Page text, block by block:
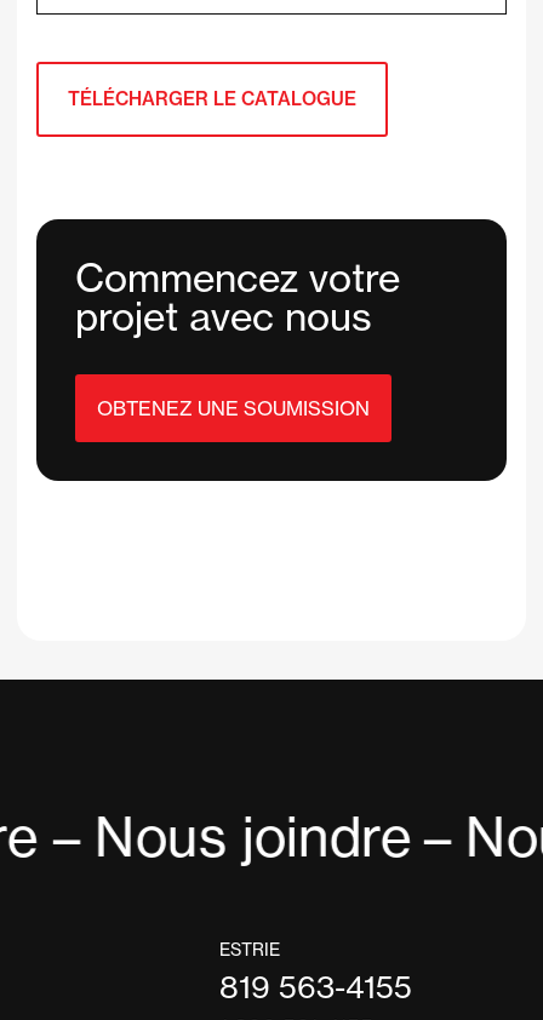
TÉLÉCHARGER LE CATALOGUE
Commencez votre
projet avec nous
OBTENEZ UNE SOUMISSION
– Nous joindre–
ESTRIE
819 563-4155